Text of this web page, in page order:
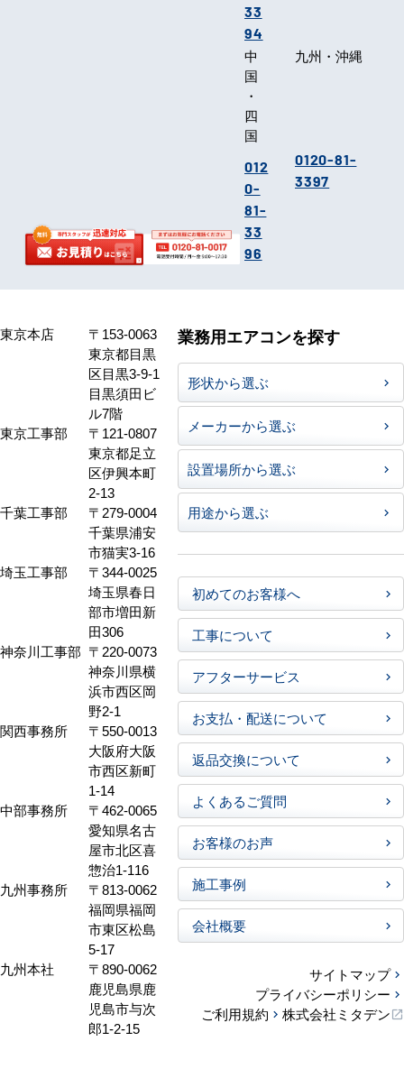
33
94
中
国
・
四
国
012
0-
81-
33
96
九州・沖縄
0120-81-
3397
東京本店
〒153-0063
東京都目黒
区目黒3-9-1
目黒須田ビ
ル7階
東京工事部
〒121-0807
東京都足立
区伊興本町
2-13
千葉工事部
〒279-0004
千葉県浦安
市猫実3-16
埼玉工事部
〒344-0025
埼玉県春日
部市増田新
田306
神奈川工事部 〒220-0073
神奈川県横
浜市西区岡
野2-1
関西事務所
〒550-0013
大阪府大阪
市西区新町
1-14
中部事務所
〒462-0065
愛知県名古
屋市北区喜
惣治1-116
九州事務所
〒813-0062
福岡県福岡
市東区松島
5-17
九州本社
〒890-0062
鹿児島県鹿
児島市与次
郎1-2-15
業務用エアコンを探す
形状から選ぶ
メーカーから選ぶ
設置場所から選ぶ
用途から選ぶ
初めてのお客様へ
工事について
アフターサービス
お支払・配送について
返品交換について
よくあるご質問
お客様のお声
施工事例
会社概要
サイトマップ
プライバシーポリシー
ご利用規約
株式会社ミタデン